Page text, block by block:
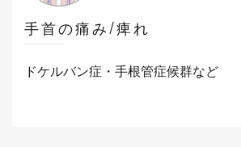
手首の痛み/痺れ
ドケルバン症・手根管症候群など